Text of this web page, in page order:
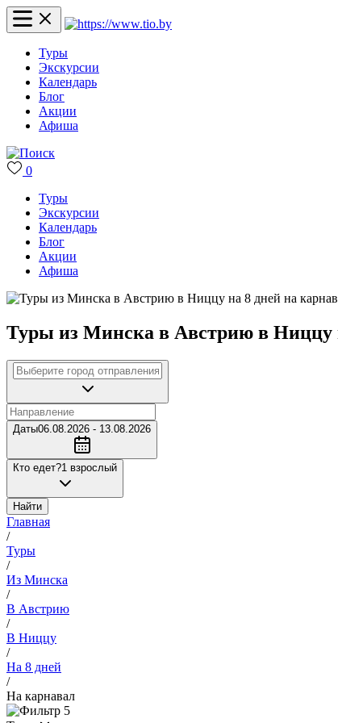
Туры
Экскурсии
Календарь
Блог
Акции
Афиша
0
Туры
Экскурсии
Календарь
Блог
Акции
Афиша
Туры из Минска в Австрию в Ниццу
Даты06.08.2026 - 13.08.2026
Кто едет?1 взрослый
Найти
Главная
/
Туры
/
Из Минска
/
В Австрию
/
В Ниццу
/
На 8 дней
/
На карнавал
5